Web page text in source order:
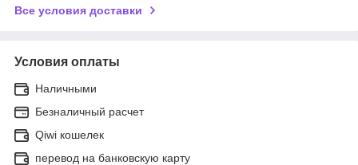
Все условия доставки
Условия оплаты
Наличными
Безналичный расчет
Qiwi кошелек
перевод на банковскую карту